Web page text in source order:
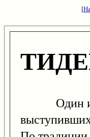
[
Один из